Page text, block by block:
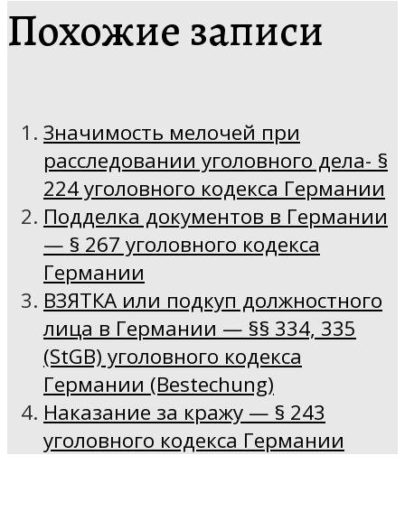
Похожие записи
Значимость мелочей при
расследовании уголовного дела- §
224 уголовного кодекса Германии
Подделка документов в Германии
— § 267 уголовного кодекса
Германии
ВЗЯТКА или подкуп должностного
лица в Германии — §§ 334, 335
(StGB) уголовного кодекса
Германии (Bestechung)
Наказание за кражу — § 243
уголовного кодекса Германии